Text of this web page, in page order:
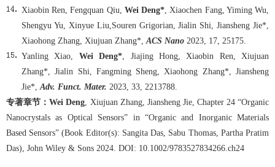
Xiaobin Ren, Fengquan Qiu, Wei Deng* , Xiaochen Fang, Yiming Wu,
Shengyu Yu, Xinyue Liu,Souren Grigorian, Jialin Shi, Jiansheng Jie*,
Xiaohong Zhang, Xiujuan Zhang*, ACS Nano 2023, 17, 25175.
Yanling Xiao, Wei Deng* , Jiajing Hong, Xiaobin Ren, Xiujuan
Zhang*, Jialin Shi, Fangming Sheng, Xiaohong Zhang*, Jiansheng
Jie*, Adv. Funct. Mater. 2023, 33, 2213788.
专著章节：Wei Deng , Xiujuan Zhang, Jiansheng Jie, Chapter 24 “Organic
Nanocrystals as Optical Sensors” in “Organic and Inorganic Materials
Based Sensors” (Book Editor(s): Sangita Das, Sabu Thomas, Partha Pratim
Das), John Wiley & Sons 2024. DOI: 10.1002/9783527834266.ch24